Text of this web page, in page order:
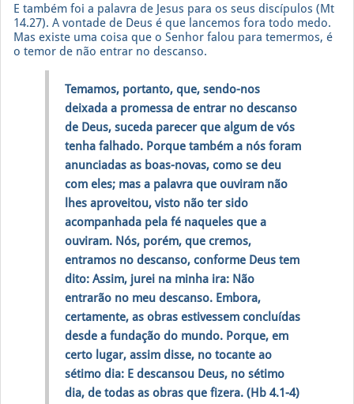
E também foi a palavra de Jesus para os seus discípulos (Mt
14.27). A vontade de Deus é que lancemos fora todo medo.
Mas existe uma coisa que o Senhor falou para temermos, é
o temor de não entrar no descanso.
Temamos, portanto, que, sendo-nos
deixada a promessa de entrar no descanso
de Deus, suceda parecer que algum de vós
tenha falhado. Porque também a nós foram
anunciadas as boas-novas, como se deu
com eles; mas a palavra que ouviram não
lhes aproveitou, visto não ter sido
acompanhada pela fé naqueles que a
ouviram. Nós, porém, que cremos,
entramos no descanso, conforme Deus tem
dito: Assim, jurei na minha ira: Não
entrarão no meu descanso. Embora,
certamente, as obras estivessem concluídas
desde a fundação do mundo. Porque, em
certo lugar, assim disse, no tocante ao
sétimo dia: E descansou Deus, no sétimo
dia, de todas as obras que fizera. (Hb 4.1-4)